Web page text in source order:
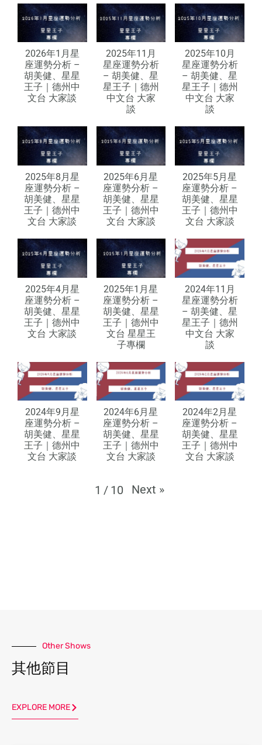
2026年1月星
座運勢分析 –
胡美健、星星
王子｜德州中
文台 大家談
2025年11月
星座運勢分析
– 胡美健、星
星王子｜德州
中文台 大家
談
2025年10月
星座運勢分析
– 胡美健、星
星王子｜德州
中文台 大家
談
2025年8月星
座運勢分析 –
胡美健、星星
王子｜德州中
文台 大家談
2025年6月星
座運勢分析 –
胡美健、星星
王子｜德州中
文台 大家談
2025年5月星
座運勢分析 –
胡美健、星星
王子｜德州中
文台 大家談
2025年4月星
座運勢分析 –
胡美健、星星
王子｜德州中
文台 大家談
2025年1月星
座運勢分析 –
胡美健、星星
王子｜德州中
文台 星星王
子專欄
2024年11月
星座運勢分析
– 胡美健、星
星王子｜德州
中文台 大家
談
2024年9月星
座運勢分析 –
胡美健、星星
王子｜德州中
文台 大家談
2024年6月星
座運勢分析 –
胡美健、星星
王子｜德州中
文台 大家談
2024年2月星
座運勢分析 –
胡美健、星星
王子｜德州中
文台 大家談
1 / 10 Next »
Other Shows
其他節目
EXPLORE MORE